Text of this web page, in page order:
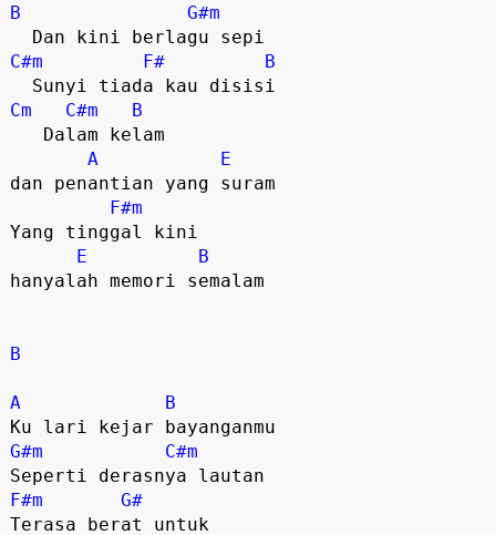
B
G#m
C#m
F#
B
Cm
C#m
B
A
E
dan penantian yang suram
F#m
Yang tinggal kini
E
B
hanyalah memori semalam
B
A
B
G#m
C#m
F#m
G#
Terasa berat untuk